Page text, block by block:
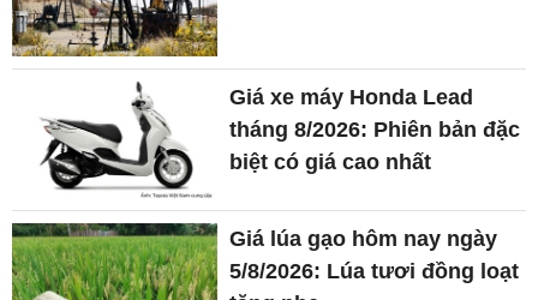
Giá xe máy Honda Lead
tháng 8/2026: Phiên bản đặc
biệt có giá cao nhất
Giá lúa gạo hôm nay ngày
5/8/2026: Lúa tươi đồng loạt